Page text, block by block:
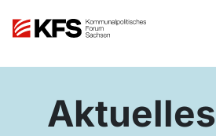
Aktuelles